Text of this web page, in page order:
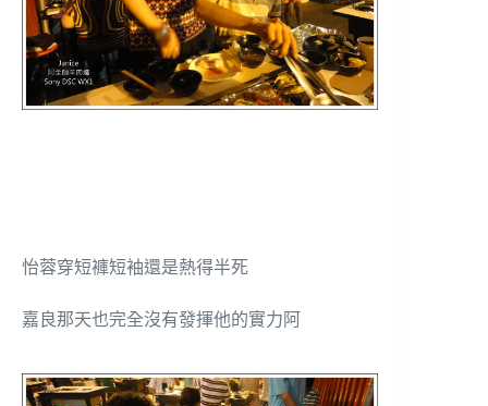
怡蓉穿短褲短袖還是熱得半死
嘉良那天也完全沒有發揮他的實力阿